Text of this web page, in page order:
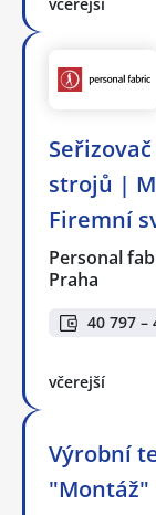
strojů |
Firemní
Personal
Praha
40 797 –
včerejší
Výrobní
"Montáž"